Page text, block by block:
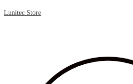
Lunitec Store